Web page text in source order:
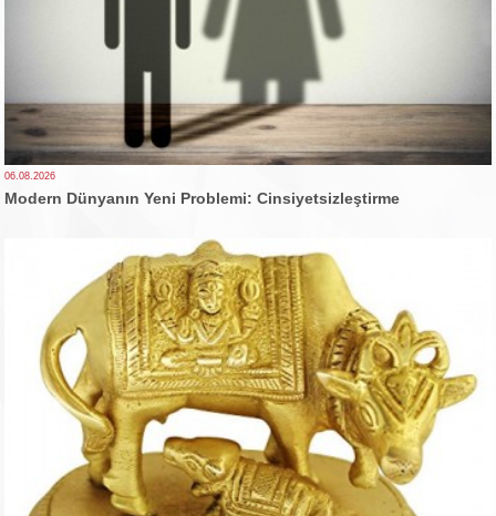
06.08.2026
Modern Dünyanın Yeni Problemi: Cinsiyetsizleştirme